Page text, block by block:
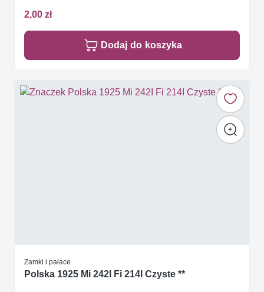
2,00 zł
Dodaj do koszyka
Zamki i pałace
Polska 1925 Mi 242I Fi 214I Czyste **